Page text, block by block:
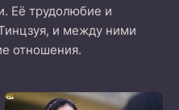
Её трудолюбие и
и между ними
отношения.